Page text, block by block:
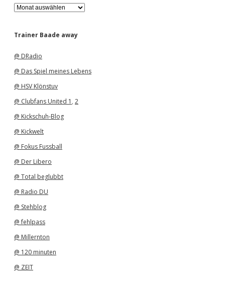
A
r
h
Trainer Baade away
@ DRadio
@ Das Spiel meines Lebens
@ HSV Klönstuv
@ Clubfans United 1 , 2
@ Kickschuh-Blog
@ Kickwelt
@ Fokus Fussball
@ Der Libero
@ Total beglubbt
@ Radio DU
@ Stehblog
@ fehlpass
@ Millernton
@ 120 minuten
@ ZEIT